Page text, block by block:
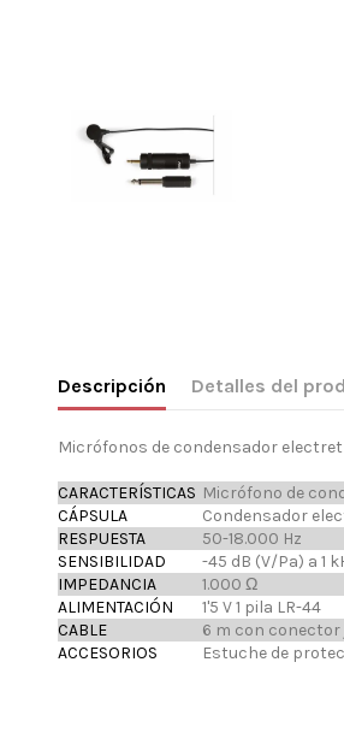
Descripción Detalles del
Micrófonos de condensador
CARACTERÍSTICAS Micrófono de
CÁPSULA
Condensador
RESPUESTA
50-18.000 Hz
SENSIBILIDAD
-45 dB (V/Pa) a 1
IMPEDANCIA
1.000 Ω
ALIMENTACIÓN
1'5 V 1 pila LR-44
CABLE
6 m con
ACCESORIOS
Estuche de